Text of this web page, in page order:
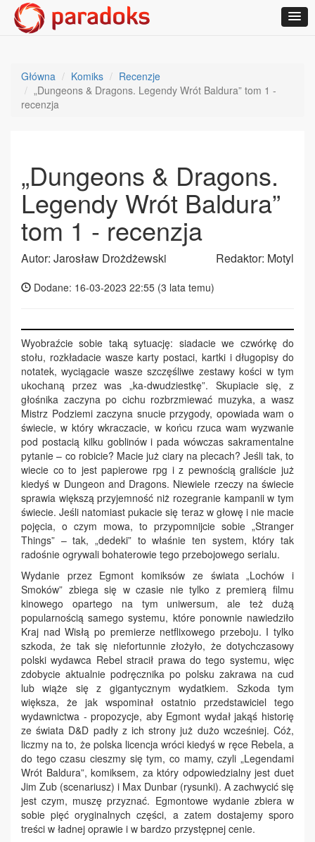
Główna Komiks
Recenzje
„Dungeons & Dragons. Legendy Wrót Baldura” tom 1 -
recenzja
„Dungeons & Dragons.
Legendy Wrót Baldura”
tom 1 - recenzja
Autor: Jarosław Drożdżewski Redaktor: Motyl
Dodane: 16-03-2023 22:55 (3 lata temu)
Wyobraźcie sobie taką sytuację: siadacie we czwórkę do
stołu, rozkładacie wasze karty postaci, kartki i długopisy do
notatek, wyciągacie wasze szczęśliwe zestawy kości w tym
ukochaną przez was „ka-dwudziestkę”. Skupiacie się, z
głośnika zaczyna po cichu rozbrzmiewać muzyka, a wasz
Mistrz Podziemi zaczyna snucie przygody, opowiada wam o
świecie, w który wkraczacie, w końcu rzuca wam wyzwanie
pod postacią kilku goblinów i pada wówczas sakramentalne
pytanie – co robicie? Macie już ciary na plecach? Jeśli tak, to
wiecie co to jest papierowe rpg i z pewnością graliście już
kiedyś w Dungeon and Dragons. Niewiele rzeczy na świecie
sprawia większą przyjemność niż rozegranie kampanii w tym
świecie. Jeśli natomiast pukacie się teraz w głowę i nie macie
pojęcia, o czym mowa, to przypomnijcie sobie „Stranger
Things” – tak, „dedeki” to właśnie ten system, który tak
radośnie ogrywali bohaterowie tego przebojowego serialu.
Wydanie przez Egmont komiksów ze świata „Lochów i
Smoków” zbiega się w czasie nie tylko z premierą filmu
kinowego opartego na tym uniwersum, ale też dużą
popularnością samego systemu, które ponownie nawiedziło
Kraj nad Wisłą po premierze netflixowego przeboju. I tylko
szkoda, że tak się niefortunnie złożyło, że dotychczasowy
polski wydawca Rebel stracił prawa do tego systemu, więc
zdobycie aktualnie podręcznika po polsku zakrawa na cud
lub wiąże się z gigantycznym wydatkiem. Szkoda tym
większa, że jak wspominał ostatnio przedstawiciel tego
wydawnictwa - propozycje, aby Egmont wydał jakąś historię
ze świata D&D padły z ich strony już dużo wcześniej. Cóż,
liczmy na to, że polska licencja wróci kiedyś w ręce Rebela, a
do tego czasu cieszmy się tym, co mamy, czyli „Legendami
Wrót Baldura”, komiksem, za który odpowiedzialny jest duet
Jim Zub (scenariusz) i Max Dunbar (rysunki). A zachwycić się
jest czym, muszę przyznać. Egmontowe wydanie zbiera w
sobie pięć oryginalnych części, a zatem dostajemy sporo
treści w ładnej oprawie i w bardzo przystępnej cenie.